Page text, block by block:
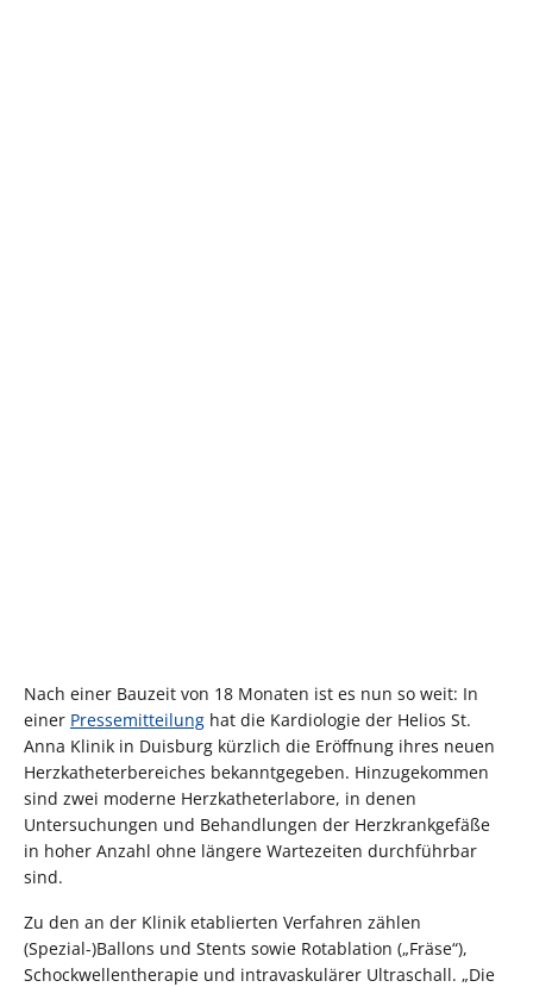
Nach einer Bauzeit von 18 Monaten ist es nun so weit: In
einer Pressemitteilung hat die Kardiologie der Helios St.
Anna Klinik in Duisburg kürzlich die Eröffnung ihres neuen
Herzkatheterbereiches bekanntgegeben. Hinzugekommen
sind zwei moderne Herzkatheterlabore, in denen
Untersuchungen und Behandlungen der Herzkrankgefäße
in hoher Anzahl ohne längere Wartezeiten durchführbar
sind.
Zu den an der Klinik etablierten Verfahren zählen
(Spezial-)Ballons und Stents sowie Rotablation („Fräse“),
Schockwellentherapie und intravaskulärer Ultraschall. „Die